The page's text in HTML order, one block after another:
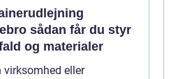
får du styr
og materialer
virksomhed eller